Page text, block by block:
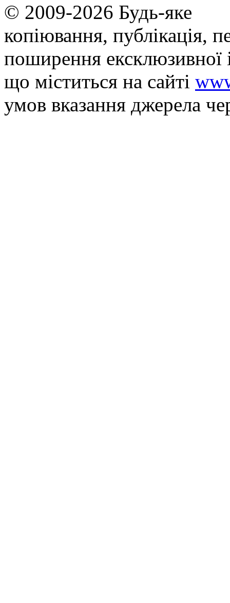
© 2009-2026 Будь-яке
копiювання, публiкацiя,
поширення
що мiститься на сайті
умов вказання джерела